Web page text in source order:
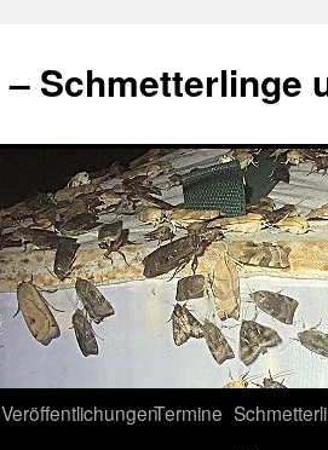
– Schmetterlinge
VeröffentlichungenTermine